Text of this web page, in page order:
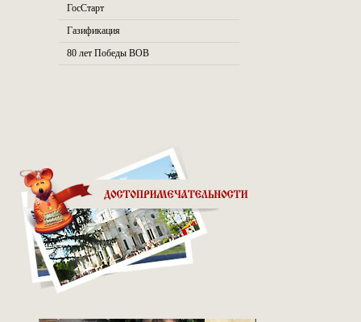
ГосСтарт
Газификация
80 лет Победы ВОВ